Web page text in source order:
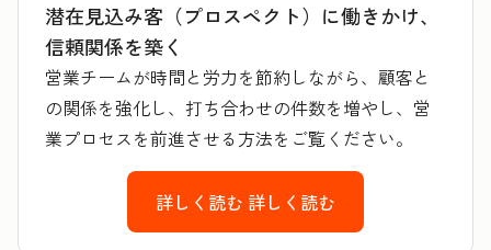
潜在見込み客（プロスペクト）に働きかけ、
信頼関係を築く
営業チームが時間と労力を節約しながら、顧客と
の関係を強化し、打ち合わせの件数を増やし、営
業プロセスを前進させる方法をご覧ください。
詳しく読む 詳しく読む